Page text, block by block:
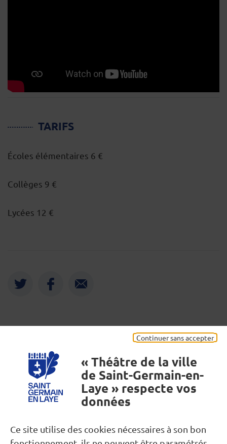
Continuer sans accepter
« Théâtre de la ville
de Saint-Germain-en-
Laye » respecte vos
données
Ce site utilise des cookies nécessaires à son bon
TARIFS
Écoles élémentaires 6 €
Collèges 9 €
Lycées 12 €